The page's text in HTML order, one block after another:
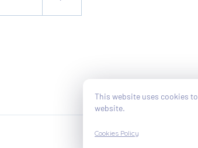
This website uses cookies
website.
Cookies Policy